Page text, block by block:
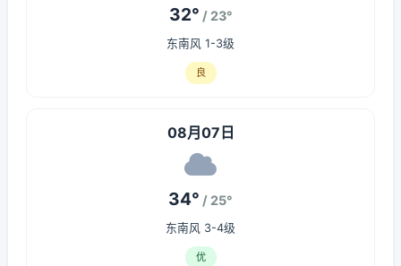
32° / 23°
东南风 1-3级
良
08月07日
34° / 25°
东南风 3-4级
优